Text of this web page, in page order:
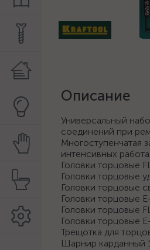
Описание
Универсальный
соединений при
Многоступенчатая
интенсивных
Головки торцовые
Головки торцовые
Головки торцовые
Головки торцовые
Головки торцовые
Головки торцовые
Трещотка для
Шарнир карданный